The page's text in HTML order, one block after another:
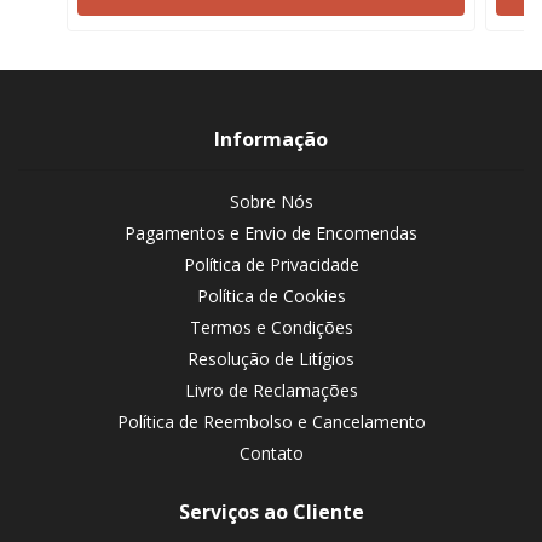
Informação
Sobre Nós
Pagamentos e Envio de Encomendas
Política de Privacidade
Política de Cookies
Termos e Condições
Resolução de Litígios
Livro de Reclamações
Política de Reembolso e Cancelamento
Contato
Serviços ao Cliente